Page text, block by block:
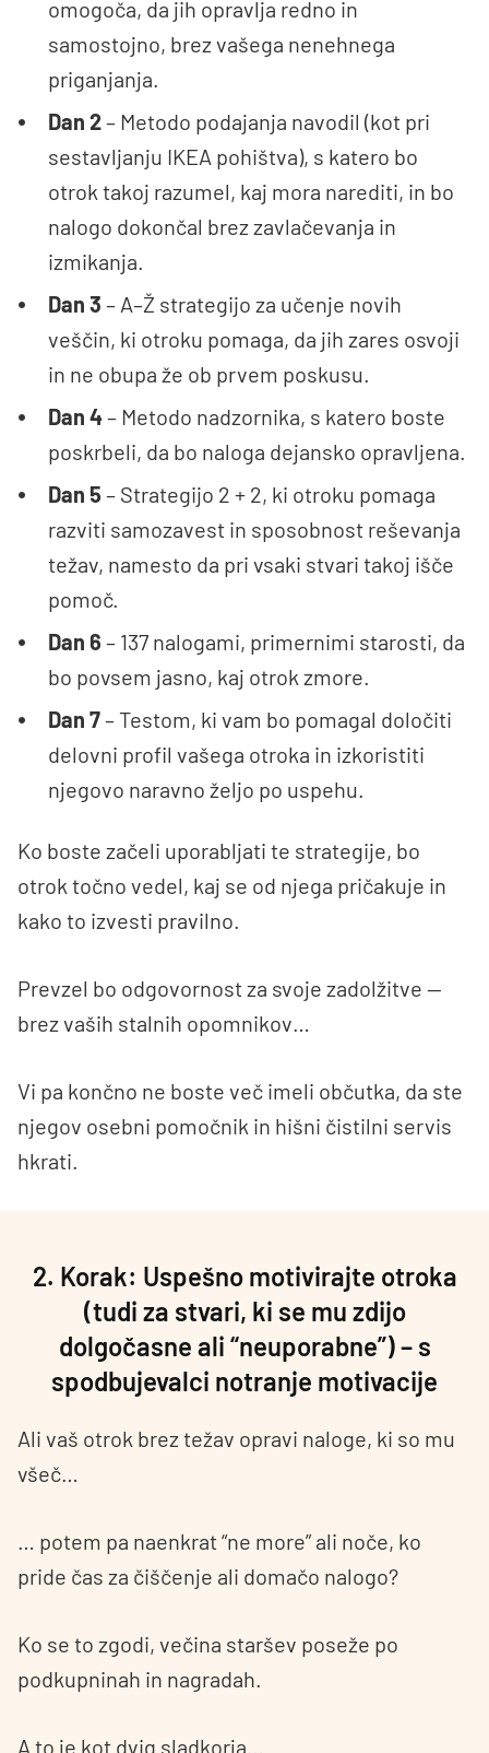
omogoča, da jih opravlja redno in
samostojno, brez vašega nenehnega
priganjanja.
Dan 2– Metodo podajanja navodil (kot pri
sestavljanju IKEA pohištva), s katero bo
otrok takoj razumel, kaj mora narediti, in bo
nalogo dokončal brez zavlačevanja in
izmikanja.
Dan 3 – A–Ž strategijo za učenje novih
veščin, ki otroku pomaga, da jih zares osvoji
in ne obupa že ob prvem poskusu.
Dan 4– Metodo nadzornika, s katero boste
poskrbeli, da bo naloga dejansko opravljena.
Dan 5 – Strategijo 2 + 2, ki otroku pomaga
razviti samozavest in sposobnost reševanja
težav, namesto da pri vsaki stvari takoj išče
pomoč.
Dan 6 – 137 nalogami, primernimi starosti, da
bo povsem jasno, kaj otrok zmore.
Dan 7–Testom, ki vam bo pomagal določiti
delovni profil vašega otroka in izkoristiti
njegovo naravno željo po uspehu.
Ko boste začeli uporabljati te strategije, bo
otrok točno vedel, kaj se od njega pričakuje in
kako to izvesti pravilno.
Prevzel bo odgovornost za svoje zadolžitve —
brez vaših stalnih opomnikov…
Vi pa končno ne boste več imeli občutka, da ste
njegov osebni pomočnik in hišni čistilni servis
hkrati.
2. Korak: Uspešno motivirajte otroka
(tudi za stvari, ki se mu zdijo
dolgočasne ali “neuporabne”) – s
spodbujevalci notranje motivacije
Ali vaš otrok brez težav opravi naloge, ki so mu
všeč…
… potem pa naenkrat “ne more” ali noče, ko
pride čas za čiščenje ali domačo nalogo?
Ko se to zgodi, večina staršev poseže po
podkupninah in nagradah.
A to je kot dvig sladkorja…